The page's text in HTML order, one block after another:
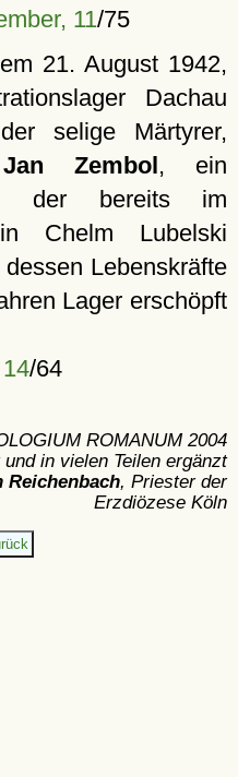
11/75
21. August 1942,
Dachau
selige Märtyrer,
Zembol, ein
der bereits im
Chelm Lubelski
Lebenskräfte
Lager erschöpft
/64
ROMANUM 2004
in vielen Teilen ergänzt
Reichenbach, Priester der
Erzdiözese Köln